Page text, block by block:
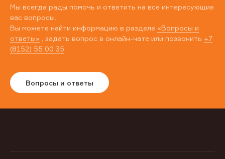
Мы всегда рады помочь и ответить на все интересующие
вас вопросы.
Вы можете найти информацию в разделе «Вопросы и
ответы» , задать вопрос в онлайн-чате или позвонить +7
(8152) 55 00 35
Вопросы и ответы